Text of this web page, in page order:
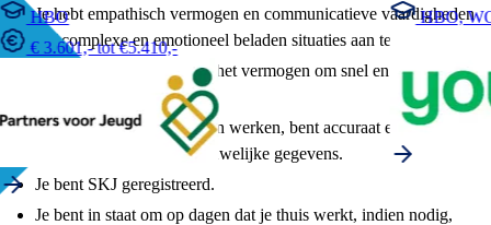
Je hebt empathisch vermogen en communicatieve vaardigheden
om complexe en emotioneel beladen situaties aan te pakken.
Je bent stressbestendig en het vermogen om snel en flexibel te
Je kunt volgens protocollen werken, bent accuraat en gaat
zorgvuldig om met vertrouwelijke gegevens.
Je bent SKJ geregistreerd.
Je bent in staat om op dagen dat je thuis werkt, indien nodig,
HBO
€ 3.601,- tot €5.410,-
HBO,